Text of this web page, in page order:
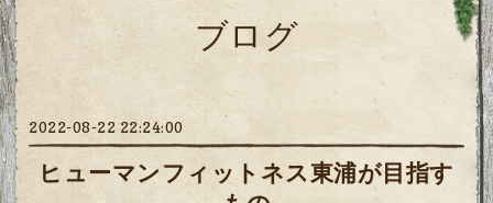
ブログ
2022-08-22 22:24:00
ヒューマンフィットネス東浦が目指す